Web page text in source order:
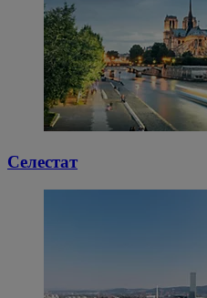
Селестат